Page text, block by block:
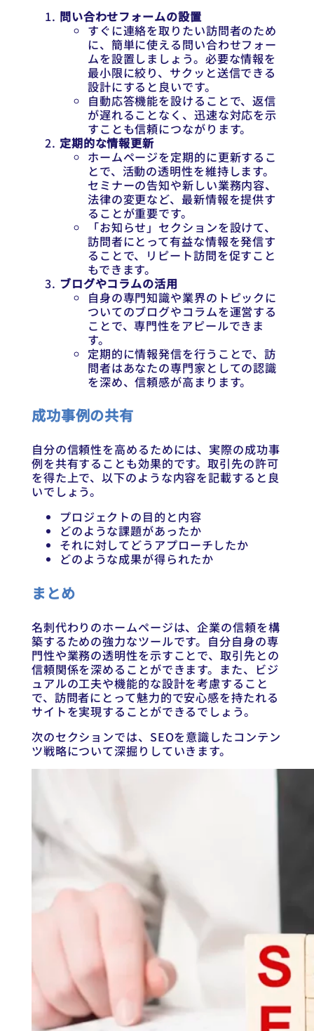
問い合わせフォームの設置
すぐに連絡を取りたい訪問者のため
に、簡単に使える問い合わせフォー
ムを設置しましょう。必要な情報を
最小限に絞り、サクッと送信できる
設計にすると良いです。
自動応答機能を設けることで、返信
が遅れることなく、迅速な対応を示
すことも信頼につながります。
定期的な情報更新
ホームページを定期的に更新するこ
とで、活動の透明性を維持します。
セミナーの告知や新しい業務内容、
法律の変更など、最新情報を提供す
ることが重要です。
「お知らせ」セクションを設けて、
訪問者にとって有益な情報を発信す
ることで、リピート訪問を促すこと
もできます。
ブログやコラムの活用
自身の専門知識や業界のトピックに
ついてのブログやコラムを運営する
ことで、専門性をアピールできま
す。
定期的に情報発信を行うことで、訪
問者はあなたの専門家としての認識
を深め、信頼感が高まります。
成功事例の共有
自分の信頼性を高めるためには、実際の成功事
例を共有することも効果的です。取引先の許可
を得た上で、以下のような内容を記載すると良
いでしょう。
プロジェクトの目的と内容
どのような課題があったか
それに対してどうアプローチしたか
どのような成果が得られたか
まとめ
名刺代わりのホームページは、企業の信頼を構
築するための強力なツールです。自分自身の専
門性や業務の透明性を示すことで、取引先との
信頼関係を深めることができます。また、ビジ
ュアルの工夫や機能的な設計を考慮すること
で、訪問者にとって魅力的で安心感を持たれる
サイトを実現することができるでしょう。
次のセクションでは、SEOを意識したコンテン
ツ戦略について深掘りしていきます。